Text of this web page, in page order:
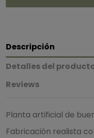
Descripción
Detalles del
Reviews
Planta artificial de
Fabricación realista